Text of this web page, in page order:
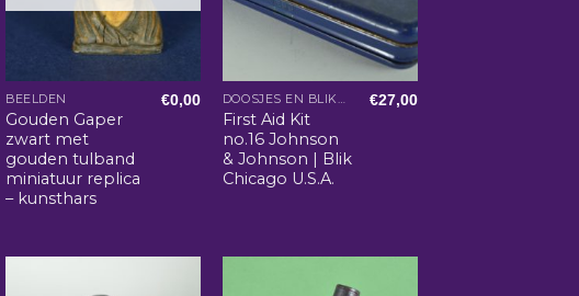
BEELDEN
Gouden Gaper
zwart met
gouden tulband
miniatuur replica
– kunsthars
€0,00 DOOSJES EN BLIKKEN
First Aid Kit
no.16 Johnson
& Johnson | Blik
Chicago U.S.A.
€27,00